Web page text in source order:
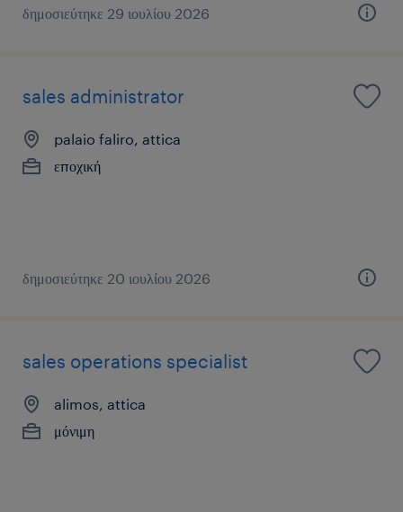
δημοσιεύτηκε 29 ιουλίου 2026
sales administrator
palaio faliro, attica
εποχική
δημοσιεύτηκε 20 ιουλίου 2026
sales operations specialist
alimos, attica
μόνιμη